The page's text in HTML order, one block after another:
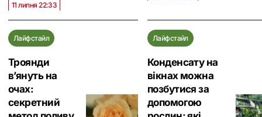
11 липня 22:33
Лайфстайл
Троянди
в’януть на
очах:
секретний
Лайфстайл
Конденсату на
вікнах можна
позбутися за
допомогою